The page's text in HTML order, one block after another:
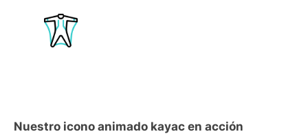
Nuestro icono animado kayac en acción